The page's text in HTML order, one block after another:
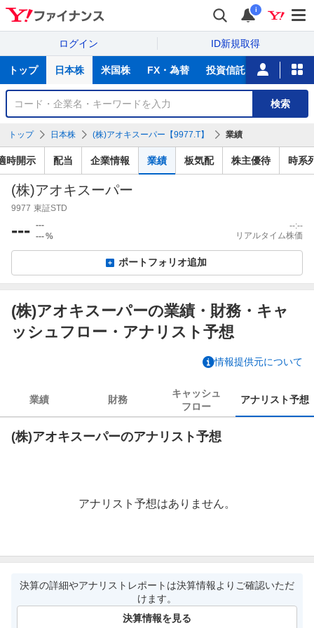
i
ログイン ID新規取得
サ
トップ 日本株 米国株 FX・為替 投資信託 ニュース
銘
検
索
検索
トップ 日本株 (株)アオキスーパー【9977.T】 業績
時開示 配当 企業情報 業績 板気配 株主優待 時系
(株)アオキスーパー
9977 東証STD
--- ---
---%
--:--
リアルタイム株価
ポートフォリオ追加
(株)アオキスーパーの業績・財務・キャ
ッシュフロー・アナリスト予想
情報提供元について
業績 財務
キャッシュ
フロー
アナリスト予想
(株)アオキスーパーのアナリスト予想
アナリスト予想はありません。
決算の詳細やアナリストレポートは決算情報よりご確認いただ
けます。
決算情報を見る